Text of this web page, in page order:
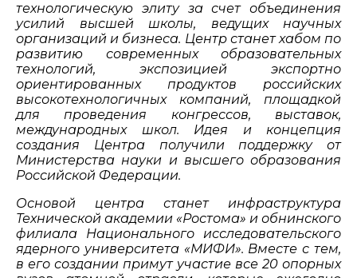
технологическую элиту за счет объединения
усилий высшей школы, ведущих научных
организаций и бизнеса. Центр станет хабом по
развитию современных образовательных
технологий, экспозицией экспортно
ориентированных продуктов российских
высокотехнологичных компаний, площадкой
для проведения конгрессов, выставок,
международных школ. Идея и концепция
создания Центра получили поддержку от
Министерства науки и высшего образования
Российской Федерации.
Основой центра станет инфраструктура
Технической академии «Ростома» и обнинского
филиала Национального исследовательского
ядерного университета «МИФИ». Вместе с тем,
в его создании примут участие все 20 опорных